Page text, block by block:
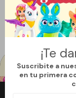
¡Te
Suscribite a
en tu primera
Filtrando por: Roblox